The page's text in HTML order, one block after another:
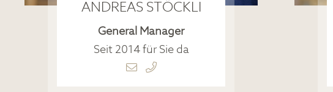
ANDREAS STÖCKLI
General Manager
Seit 2014 für Sie da